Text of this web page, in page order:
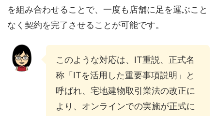
を組み合わせることで、一度も店舗に足を運ぶこと
なく契約を完了させることが可能です。
このような対応は、IT重説、正式名
称「ITを活用した重要事項説明」と
呼ばれ、宅地建物取引業法の改正に
より、オンラインでの実施が正式に